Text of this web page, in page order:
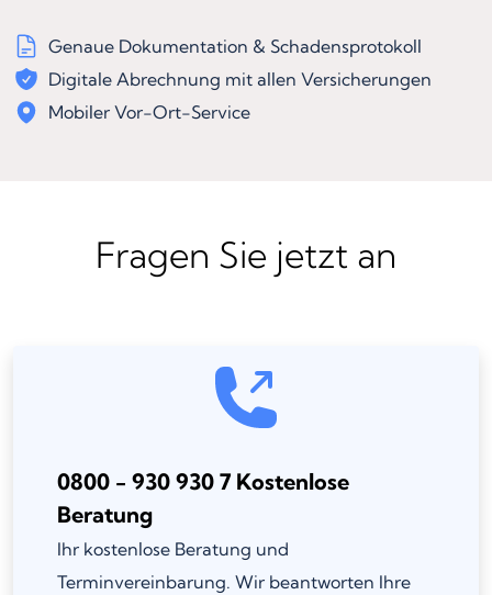
Genaue Dokumentation & Schadensprotokoll
Digitale Abrechnung mit allen Versicherungen
Mobiler Vor-Ort-Service
Fragen Sie jetzt an
0800 - 930 930 7 Kostenlose
Beratung
Ihr kostenlose Beratung und
Terminvereinbarung. Wir beantworten Ihre